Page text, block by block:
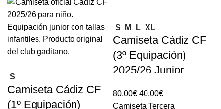
S
Camiseta Cádiz CF
(1º Equipación)
S M L XL
Camiseta Cádiz CF
(3º Equipación)
2025/26 Junior
80,00€ 40,00€
Camiseta Tercera